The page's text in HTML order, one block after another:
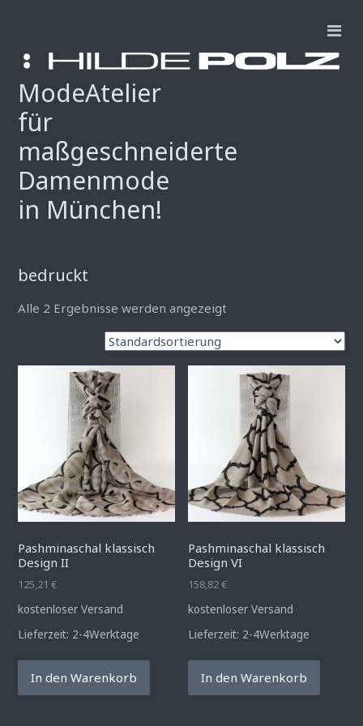
ModeAtelier
für
maßgeschneiderte
Damenmode
in München!
bedruckt
Alle 2 Ergebnisse werden angezeigt
Pashminaschal klassisch
Design II
125,21€
kostenloser Versand
Lieferzeit: 2-4Werktage
In den Warenkorb
Pashminaschal klassisch
Design VI
158,82€
kostenloser Versand
Lieferzeit: 2-4Werktage
In den Warenkorb